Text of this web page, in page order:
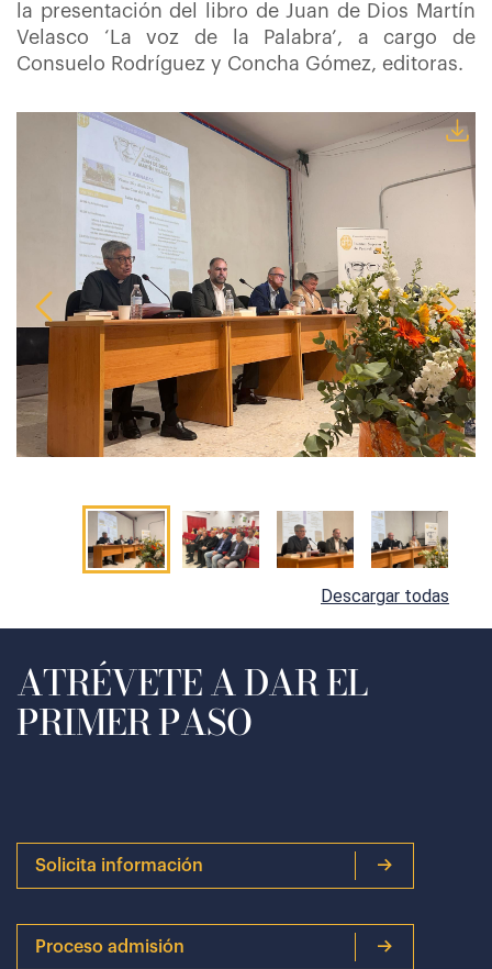
la presentación del libro de Juan de Dios Martín
Velasco ‘La voz de la Palabra’, a cargo de
Consuelo Rodríguez y Concha Gómez, editoras.
Descargar todas
ATRÉVETE A DAR EL
PRIMER PASO
Solicita información
Proceso admisión